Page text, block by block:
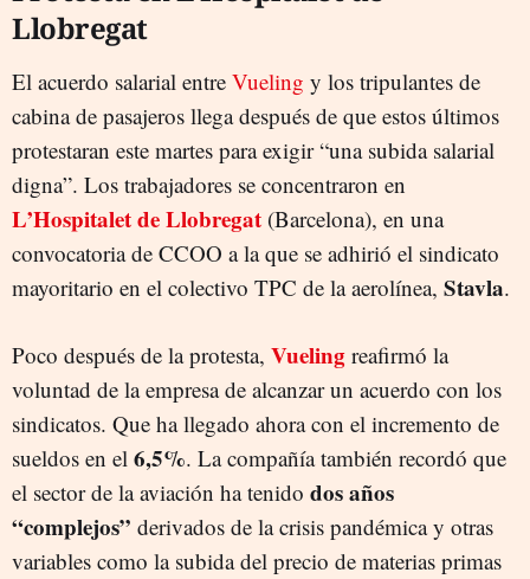
Llobregat
El acuerdo salarial entre Vueling y los tripulantes de
cabina de pasajeros llega después de que estos últimos
protestaran este martes para exigir “una subida salarial
digna”. Los trabajadores se concentraron en
L’Hospitalet de Llobregat (Barcelona), en una
convocatoria de CCOO a la que se adhirió el sindicato
mayoritario en el colectivo TPC de la aerolínea, Stavla.
Poco después de la protesta, Vueling reafirmó la
voluntad de la empresa de alcanzar un acuerdo con los
sindicatos. Que ha llegado ahora con el incremento de
sueldos en el 6,5%. La compañía también recordó que
el sector de la aviación ha tenido dos años
“complejos” derivados de la crisis pandémica y otras
variables como la subida del precio de materias primas